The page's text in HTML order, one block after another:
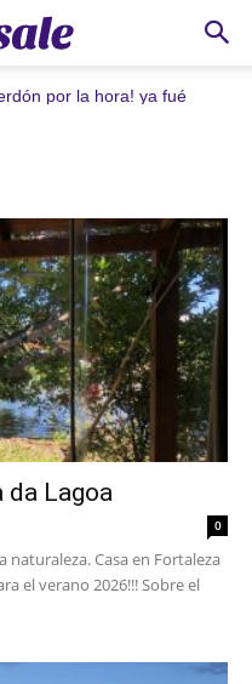
por la hora! ya fué
irse al spam) y si están
menos!!!
da Lagoa
0
naturaleza. Casa en Fortaleza
el verano 2026!!! Sobre el